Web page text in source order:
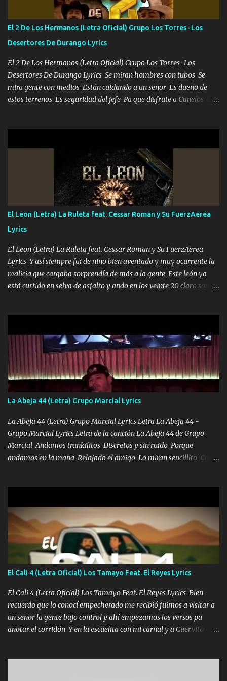
tu vida, y está bien Porque lo que tengo nadie lo tiene Una me está
escribiendo y la otra me va a llamar Quiere que vaya a verla y que
la invite a cenar Otras más me están pidiendo que las saque a
bailar Pero es que tengo un par de conciertos más que llenar Se
mueven solo por el interés P...
El 2 De Los Hermanos (Letra Oficial) Grupo Los Torres · Los
Desertores De Durango Lyrics
El 2 De Los Hermanos (Letra Oficial) Grupo Los Torres · Los
Desertores De Durango Lyrics Se miran hombres con tubos Se
mira gente con medios Están cuidando a un señor Es dueño de
estos terrenos Es seguridad del jefe Pa que disfrute a Canelos Es
ni tampoco las mujeres porque es platica de grandes por eso hay
que estar alegres doy las instrucciones para atender los deberes
Música Si es que salta algún problema de confianza tengo gente
ahí está el Hombre Cuarenta y también Pariente 7 arreglan
cualquier problema no más es cuestión que ordené NOS HACE
FALTA UN HERMANO DE CLAVE ERA EL 24 SIEMPRE FUE UN
HOMBRE VALIENTE POR ALGO M'URIÓ PELEAND0 SIEMPRE
VIO POR LA FAMILIA PARA QUE SIGA EL LEGADO Es el DOS de
los HERMANOS un cerebro inteligente y com...
El Leon (Letra) La Ruleta feat. Cessar Roman y Su FuerzAerea
Lyrics
El Leon (Letra) La Ruleta feat. Cessar Roman y Su FuerzAerea
Lyrics Y así siempre fui de niño bien aventado y muy ocurrente la
malicia que cargaba sorprendía de más a la gente Este león ya
está curtido en selva de asfalto y ando en los veinte 20 claro son
pa más pues hay charola les voy a dar hasta topar pues no hay de
otra Música Surcando bien mi camino voy por mi línea no veo a
los lados aquel que no corre vuela no se me duerm voy chicoteado
Ya pasé varias hazañas ya tienen rato que me agarran el colmillo
de este León los estatales no sé esperaron Al tiro esta la PrimiZa
también la nueve que cargo al lado doy la mano al que su amigo y
al traicionero damos pa abajo Y No me paran aquí hay pa más
pues hay charola les voy a dar hasta topar pues no hay de otra...
La Abeja 44 (Letra) Grupo Marcial Lyrics
La Abeja 44 (Letra) Grupo Marcial Lyrics Letra La Abeja 44 -
Grupo Marcial Lyrics Letra de la canción La Abeja 44 de Grupo
Marcial Andamos trankilitos Discretos y sin ruido Porque
andamos en la mana Relajado el amigo Lo miran sencillito Con
coronamos Se jala los marciales Y sus guitarras ya van sonando
Un gallardo me prendo Para agarrar el vuelo y la mente y
tranquilizando Tomense un buen trago Y así es como empezamos
los versos que voy cantando (Music) A vido alta y bajas La carreta
se atora Pero nunca le aflojamos Ya me han pasado cosas Y
aunque ustedes no sepan Pero la vida es muy corta Hay que
echarle chingazos Y seguir trabajando porque nada es...
El Cali 4 (Letra Oficial) Los Tamayo Feat. El Reyes Lyrics
El Cali 4 (Letra Oficial) Los Tamayo Feat. El Reyes Lyrics Bien
recuerdo que lo conocí empecherado me recibió fuimos a visitar a
un señor la gente bajo control y ahí empezamos los versos pa
anotar el corridón Y en la escuelita con mi carnal y a Cuervito